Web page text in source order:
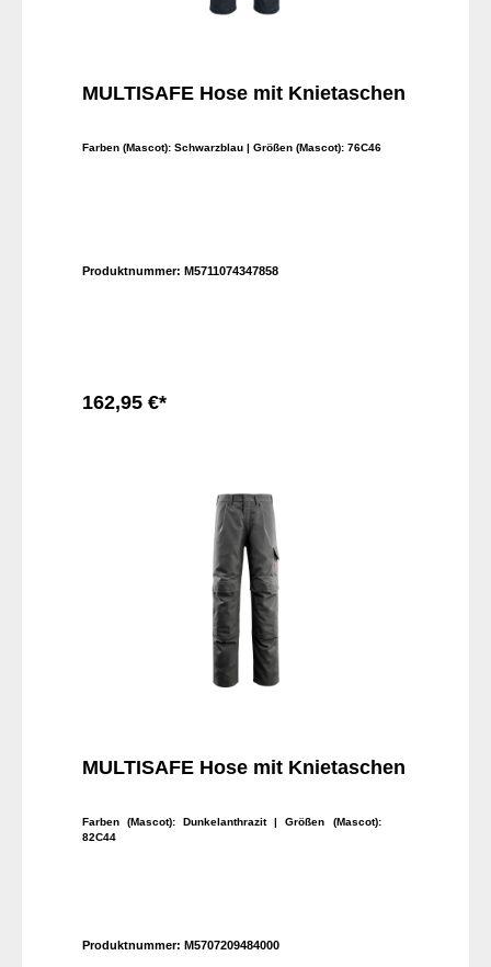
MULTISAFE Hose mit Knietaschen
Farben (Mascot): Schwarzblau | Größen (Mascot): 76C46
Produktnummer: M5711074347858
162,95 €*
MULTISAFE Hose mit Knietaschen
Farben (Mascot): Dunkelanthrazit
| Größen (Mascot):
82C44
Produktnummer: M5707209484000